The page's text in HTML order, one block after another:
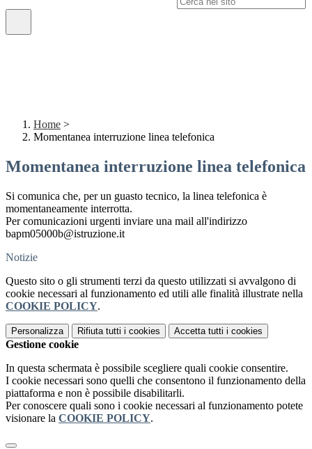
Home >
Momentanea interruzione linea telefonica
Momentanea interruzione linea telefonica
Si comunica che, per un guasto tecnico, la linea telefonica è
momentaneamente interrotta.
Per comunicazioni urgenti inviare una mail all'indirizzo
bapm05000b@istruzione.it
Notizie
Questo sito o gli strumenti terzi da questo utilizzati si avvalgono di
cookie necessari al funzionamento ed utili alle finalità illustrate nella
COOKIE POLICY.
Personalizza Rifiuta tutti i cookies Accetta tutti i cookies
Gestione cookie
In questa schermata è possibile scegliere quali cookie consentire.
I cookie necessari sono quelli che consentono il funzionamento della
piattaforma e non è possibile disabilitarli.
Per conoscere quali sono i cookie necessari al funzionamento potete
visionare la COOKIE POLICY.